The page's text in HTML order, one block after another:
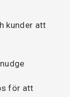
kunder att
för att